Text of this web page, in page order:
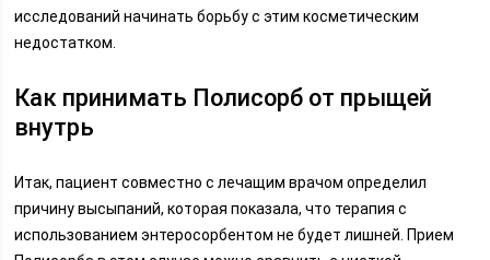
исследований начинать борьбу с этим косметическим
недостатком.
Как принимать Полисорб от прыщей
внутрь
Итак, пациент совместно с лечащим врачом определил
причину высыпаний, которая показала, что терапия с
использованием энтеросорбентом не будет лишней. Прием